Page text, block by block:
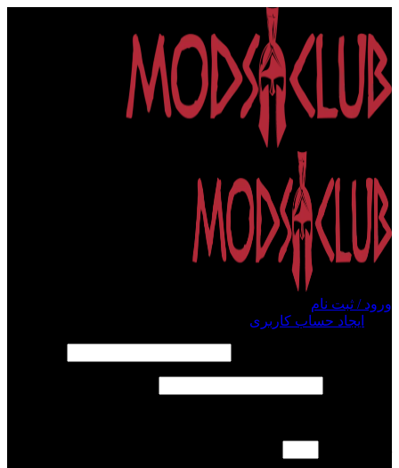
ورود / ثبت نام
ایجاد حساب کاربری